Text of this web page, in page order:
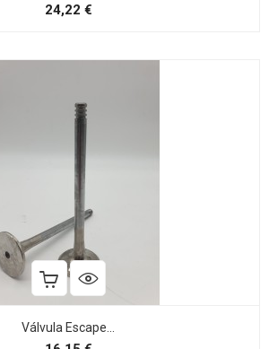
24,22 €Preço
Válvula Escape...